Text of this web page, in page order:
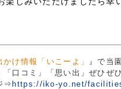
け情報「いこーよ」
』で当
「口コミ」「思い出」ぜひぜ
⇒https://iko-yo.net/